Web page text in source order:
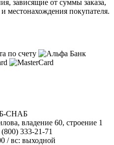
зависящие от суммы заказа,
местонахождения покупателя.
СНАБ
владение 60, строение 1
(800) 333-21-71
/ вс: выходной